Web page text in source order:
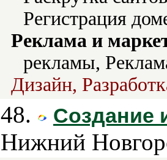
Регистрация
Реклама и
рекламы,
Дизайн,
48. Создание
Нижний